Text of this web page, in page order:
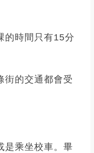
的時間只有15分
街的交通都會受
是乘坐校車。畢